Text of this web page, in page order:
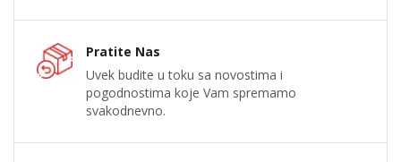
Pratite Nas
Uvek budite u toku sa novostima i
pogodnostima koje Vam spremamo
svakodnevno.